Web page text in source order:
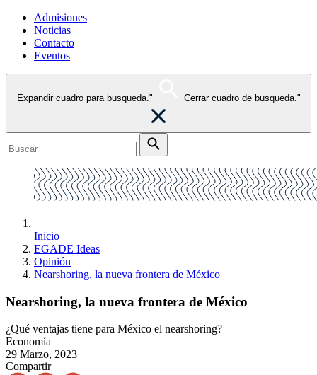
Admisiones
Noticias
Contacto
Eventos
Expandir cuadro para busqueda." Cerrar cuadro de busqueda."
Inicio
EGADE Ideas
Opinión
Nearshoring, la nueva frontera de México
Nearshoring, la nueva frontera de México
¿Qué ventajas tiene para México el nearshoring?
Economía
29 Marzo, 2023
Compartir